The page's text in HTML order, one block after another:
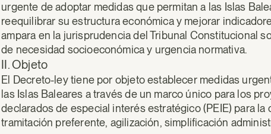
urgente de adoptar medidas que permitan a las Islas
reequilibrar su estructura económica y mejorar
ampara en la jurisprudencia del Tribunal Constitucional
de necesidad socioeconómica y urgencia normativa.
II. Objeto
El Decreto-ley tiene por objeto establecer medidas
las Islas Baleares a través de un marco único para los
declarados de especial interés estratégico (PEIE) para
tramitación preferente, agilización, simplificación